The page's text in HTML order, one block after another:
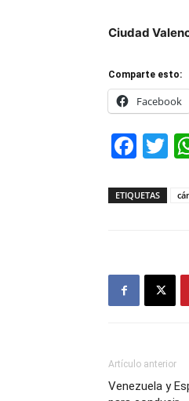
Ciudad
Comparte esto:
Facebook
ETIQUETAS
Artículo anterior
Venezuela y